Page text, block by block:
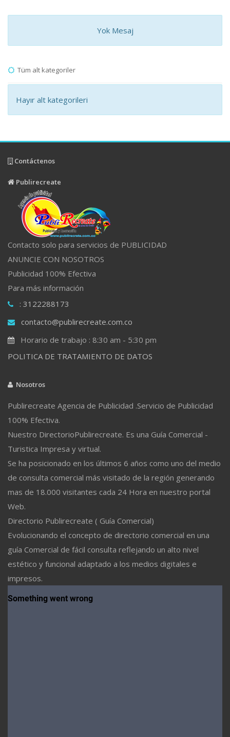
Yok Mesaj
Tüm alt kategoriler
Hayır alt kategorileri
Contáctenos
Publirecreate
Contacto solo para servicios de PUBLICIDAD
ANUNCIE CON NOSOTROS
Publicidad 100% Efectiva
Para más información
: 3122288173
contacto@publirecreate.com.co
Horario de trabajo : 8:30 am - 5:30 pm
POLITICA DE TRATAMIENTO DE DATOS
Nosotros
Publirecreate Agencia de Publicidad .Servicio de Publicidad
100% Efectiva.
Nuestro DirectorioPublirecreate. Es una Guía Comercial -
Turistica Impresa y virtual.
Se ha posicionado en los últimos 6 años como uno del medio
de consulta comercial más visitado de la región generando
mas de 18.000 visitantes cada 24 Hora en nuestro portal
Web.
Directorio Publirecreate ( Guía Comercial)
Evolucionando el concepto de directorio comercial en una
guía Comercial de fácil consulta reflejando un alto nivel
estético y funcional adaptado a los medios digitales e
impresos.